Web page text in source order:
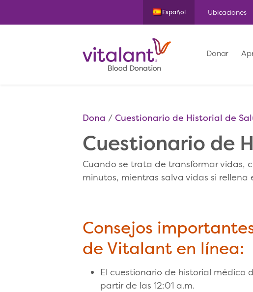
Español Ubicaciones
Donar
Dona Cuestionario de Historial de
Cuestionario de
Cuando se trata de transformar vidas,
minutos, mientras salva vidas si
Consejos
de Vitalant en línea:
El cuestionario de historial
partir de las 12:01 a.m.